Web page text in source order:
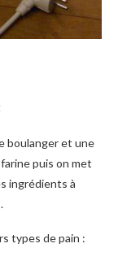
boulanger et une
puis on met
ingrédients à
types de pain :